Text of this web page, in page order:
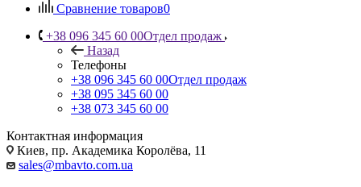
Сравнение товаров0
+38 096 345 60 00Отдел продаж
Назад
Телефоны
+38 096 345 60 00Отдел продаж
+38 095 345 60 00
+38 073 345 60 00
Контактная информация
Киев, пр. Академика Королёва, 11
sales@mbavto.com.ua